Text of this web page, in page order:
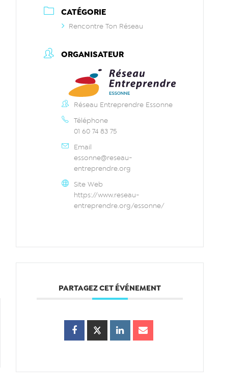
CATÉGORIE
Rencontre Ton Réseau
ORGANISATEUR
Réseau Entreprendre Essonne
Téléphone
01 60 74 83 75
Email
essonne@reseau-
entreprendre.org
Site Web
https://www.reseau-
entreprendre.org/essonne/
PARTAGEZ CET ÉVÉNEMENT